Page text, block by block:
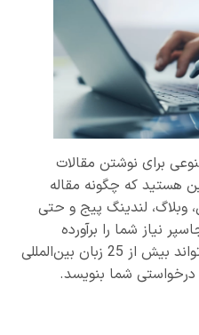
برای نوشتن مقالات
هستید که چگونه مقاله
لندینگ پیج و حتی
نیاز شما را برآورده
می‌کند. این هوش مصنوعی می‌تواند بیش از 25 زبان بین‌المللی
درخواستی شما بنویسد.